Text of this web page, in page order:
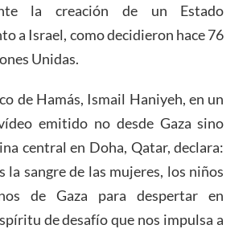
la creación de un Estado
a Israel, como decidieron hace 76
Unidas.
de Hamás, Ismail Haniyeh, en un
emitido no desde Gaza sino
central en Doha, Qatar, declara:
la sangre de las mujeres, los niños
de Gaza para despertar en
de desafío que nos impulsa a